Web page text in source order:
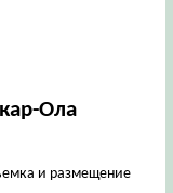
Ола
и размещение